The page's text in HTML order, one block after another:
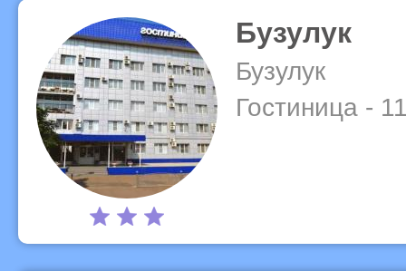
Бузулук
Бузулук
Гостиница -